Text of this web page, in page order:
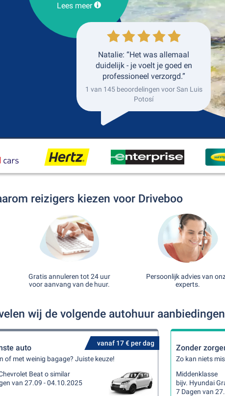
Lees meer
Natalie: “Het was allemaal
duidelijk - je voelt je goed en
professioneel verzorgd.”
1 van 145 beoordelingen voor San Luis
Potosí
reizigers kiezen voor Driveboo
Gratis annuleren tot 24 uur
voor aanvang van de huur.
Persoonlijk advies van
experts.
wij de volgende autohuur
vanaf 17 € per dag
auto
of met weinig bagage? Juiste keuze!
Beat o similar
van 27.09 - 04.10.2025
Zonder
Zo kan niets
Middenklasse
bijv. Hyundai
7 Dagen van